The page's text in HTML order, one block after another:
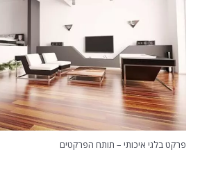
פרקט בלגי איכותי – תותח הפרקטים